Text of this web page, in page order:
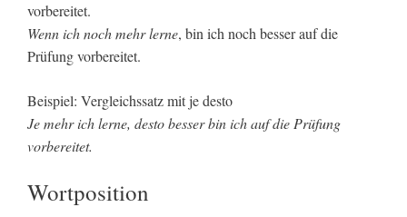
vorbereitet.
Wenn ich noch mehr lerne, bin ich noch besser auf die
Prüfung vorbereitet.
Beispiel: Vergleichssatz mit je desto
Je mehr ich lerne, desto besser bin ich auf die Prüfung
vorbereitet.
Wortposition